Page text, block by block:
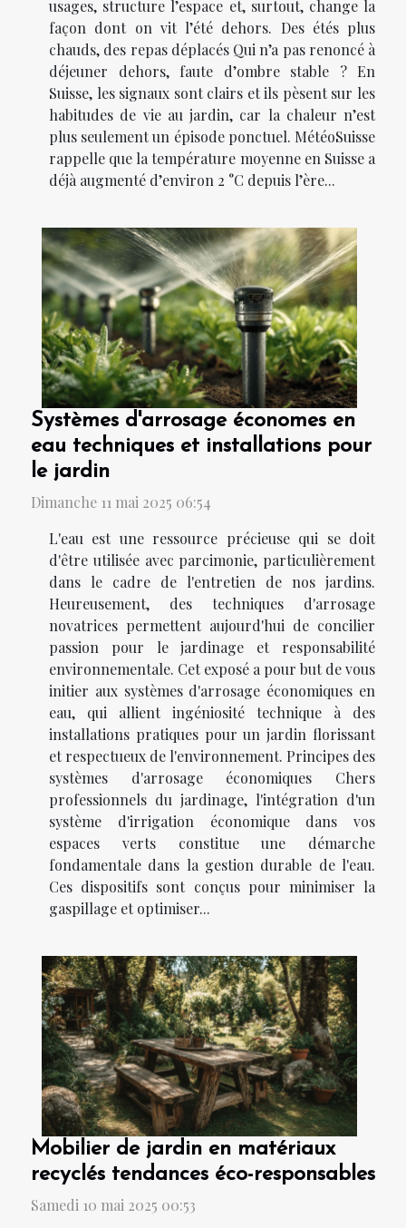
usages, structure l’espace et, surtout, change la
façon dont on vit l’été dehors. Des étés plus
chauds, des repas déplacés Qui n’a pas renoncé à
déjeuner dehors, faute d’ombre stable ? En
Suisse, les signaux sont clairs et ils pèsent sur les
habitudes de vie au jardin, car la chaleur n’est
plus seulement un épisode ponctuel. MétéoSuisse
rappelle que la température moyenne en Suisse a
déjà augmenté d’environ 2 °C depuis l’ère...
Systèmes d'arrosage économes en
eau techniques et installations pour
le jardin
Dimanche 11 mai 2025 06:54
L'eau est une ressource précieuse qui se doit
d'être utilisée avec parcimonie, particulièrement
dans le cadre de l'entretien de nos jardins.
Heureusement, des techniques d'arrosage
novatrices permettent aujourd'hui de concilier
passion pour le jardinage et responsabilité
environnementale. Cet exposé a pour but de vous
initier aux systèmes d'arrosage économiques en
eau, qui allient ingéniosité technique à des
installations pratiques pour un jardin florissant
et respectueux de l'environnement. Principes des
systèmes d'arrosage économiques Chers
professionnels du jardinage, l'intégration d'un
système d'irrigation économique dans vos
espaces verts constitue une démarche
fondamentale dans la gestion durable de l'eau.
Ces dispositifs sont conçus pour minimiser la
gaspillage et optimiser...
Mobilier de jardin en matériaux
recyclés tendances éco-responsables
Samedi 10 mai 2025 00:53